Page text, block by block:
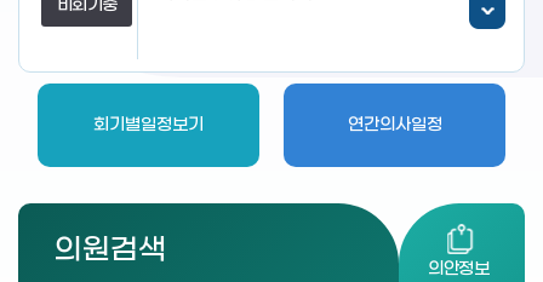
비회기중
회기별일정보기 연간의사일정
의원검색
의안정보